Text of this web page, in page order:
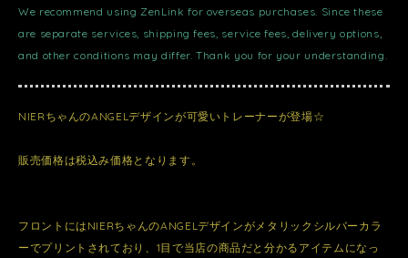
We recommend using ZenLink for overseas purchases. Since these
are separate services, shipping fees, service fees, delivery options,
and other conditions may differ. Thank you for your understanding.
NIERちゃんのANGELデザインが可愛いトレーナーが登場☆
販売価格は税込み価格となります。
フロントにはNIERちゃんのANGELデザインがメタリックシルバーカラ
ーでプリントされており、1目で当店の商品だと分かるアイテムになっ